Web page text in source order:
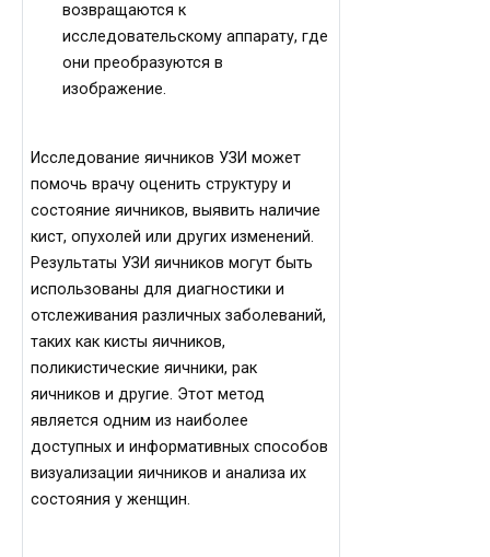
возвращаются к
исследовательскому аппарату, где
они преобразуются в
изображение.
Исследование яичников УЗИ может
помочь врачу оценить структуру и
состояние яичников, выявить наличие
кист, опухолей или других изменений.
Результаты УЗИ яичников могут быть
использованы для диагностики и
отслеживания различных заболеваний,
таких как кисты яичников,
поликистические яичники, рак
яичников и другие. Этот метод
является одним из наиболее
доступных и информативных способов
визуализации яичников и анализа их
состояния у женщин.